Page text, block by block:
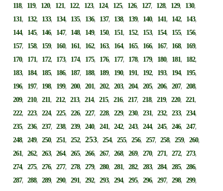
118, 119, 120, 121, 122, 123, 124, 125, 126, 127, 128, 129, 130,
131, 132, 133, 134, 135, 136, 137, 138, 139, 140, 141, 142, 143,
144, 145, 146, 147, 148, 149, 150, 151, 152, 153, 154, 155, 156,
157, 158, 159, 160, 161, 162, 163, 164, 165, 166, 167, 168, 169,
170, 171, 172, 173, 174, 175, 176, 177, 178, 179, 180, 181, 182,
183, 184, 185, 186, 187, 188, 189, 190, 191, 192, 193, 194, 195,
196, 197, 198, 199,200,201,202,203,204,205,206,207,208,
209,210,211,212,213,214,215,216,217,218,219,220,221,
222,223,224,225,226,227,228,229,230,231,232,233,234,
235,236,237,238,239,240,241,242,243,244,245,246,247,
248,249,250,251,252,253,254,255,256,257,258,259,260,
261,262,263,264,265,266,267,268,269,270,271,272,273,
274,275,276,277,278,279,280,281,282,283,284,285,286,
287,288,289,290,291,292,293,294,295,296,297,298,299,